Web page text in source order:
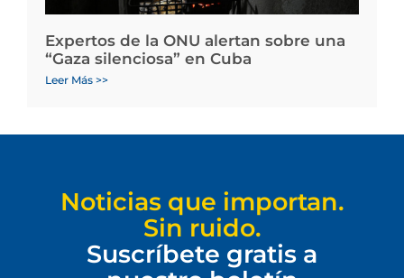
Expertos de la ONU alertan sobre una
“Gaza silenciosa” en Cuba
Leer Más >>
Noticias que importan.
Sin ruido.
Suscríbete gratis a